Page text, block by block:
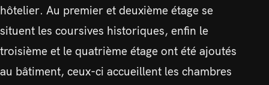
hôtelier. Au premier et deuxième étage se
situent les coursives historiques, enfin le
troisième et le quatrième étage ont été ajoutés
au bâtiment, ceux-ci accueillent les chambres